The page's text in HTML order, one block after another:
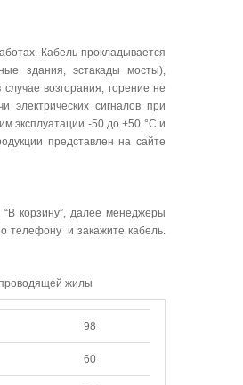
Кабель прокладывается
здания, эстакады мосты),
возгорания, горение не
сигналов при
эксплуатации -50 до +50 °C и
представлен на сайте
корзину”, далее менеджеры
телефону и закажите кабель.
жилы
98
60